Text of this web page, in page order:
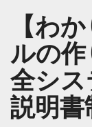
【わ
ルの
全シ
説明書